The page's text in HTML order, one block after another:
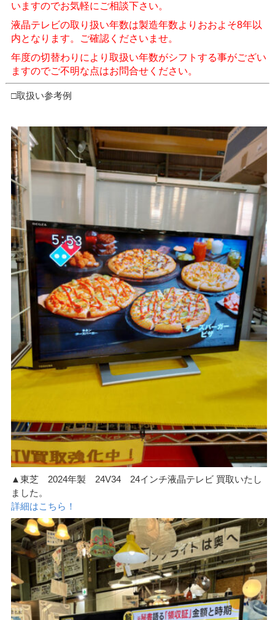
いますのでお気軽にご相談下さい。
液晶テレビの取り扱い年数は製造年数よりおおよそ8年以
内となります。ご確認くださいませ。
年度の切替わりにより取扱い年数がシフトする事がござい
ますのでご不明な点はお問合せください。
□取扱い参考例
▲東芝 2024年製 24V34 24インチ液晶テレビ 買取いたし
ました。
詳細はこちら！